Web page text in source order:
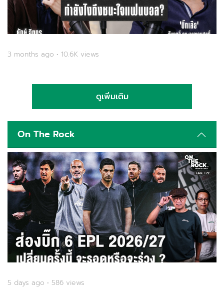
3 months ago • 10.6K views
ดูเพิ่มเติม
On The Rock
5 days ago • 586 views